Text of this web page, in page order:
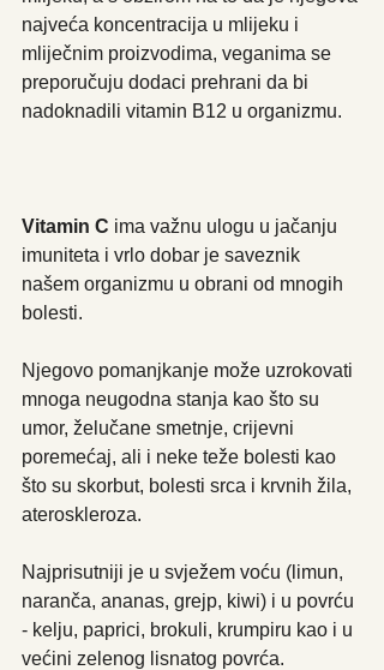
najveća koncentracija u mlijeku i
mliječnim proizvodima, veganima se
preporučuju dodaci prehrani da bi
nadoknadili vitamin B12 u organizmu.
Vitamin C ima važnu ulogu u jačanju
imuniteta i vrlo dobar je saveznik
našem organizmu u obrani od mnogih
bolesti.
Njegovo pomanjkanje može uzrokovati
mnoga neugodna stanja kao što su
umor, želučane smetnje, crijevni
poremećaj, ali i neke teže bolesti kao
što su skorbut, bolesti srca i krvnih žila,
ateroskleroza.
Najprisutniji je u svježem voću (limun,
naranča, ananas, grejp, kiwi) i u povrću
- kelju, paprici, brokuli, krumpiru kao i u
većini zelenog lisnatog povrća.